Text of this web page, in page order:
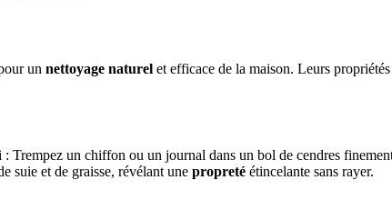
un nettoyage naturel et efficace de la maison. Leurs
Trempez un chiffon ou un journal dans un bol de cendres
suie et de graisse, révélant une propreté étincelante sans rayer.